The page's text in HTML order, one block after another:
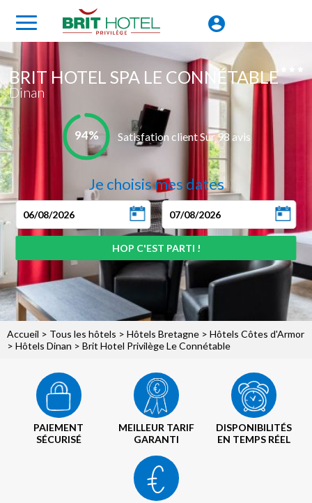
BRIT HOTEL SPA LE CONNÉTABLE
Dinan
94% Satisfation client Sur 98 avis
Je choisis mes dates
Accueil > Tous les hôtels > Hôtels Bretagne > Hôtels Côtes d'Armor
> Hôtels Dinan > Brit Hotel Privilège Le Connétable
PAIEMENT
SÉCURISÉ
MEILLEUR TARIF
GARANTI
DISPONIBILITÉS
EN TEMPS RÉEL